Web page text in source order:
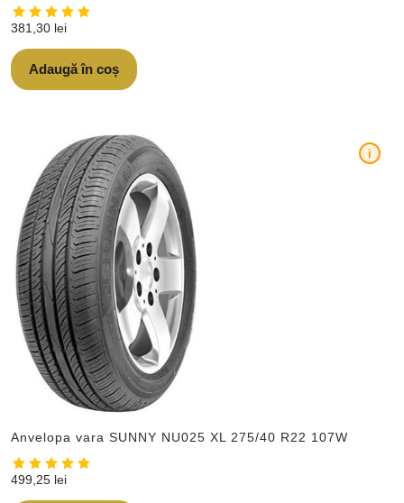
381,30 lei
Adaugă în coș
Anvelopa vara SUNNY NU025 XL 275/40 R22 107W
i
499,25 lei